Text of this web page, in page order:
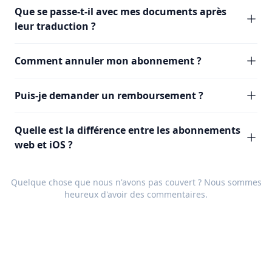
Que se passe-t-il avec mes documents après
leur traduction ?
Comment annuler mon abonnement ?
Puis-je demander un remboursement ?
Quelle est la différence entre les abonnements
web et iOS ?
Quelque chose que nous n'avons pas couvert ? Nous sommes
heureux d'avoir des commentaires.